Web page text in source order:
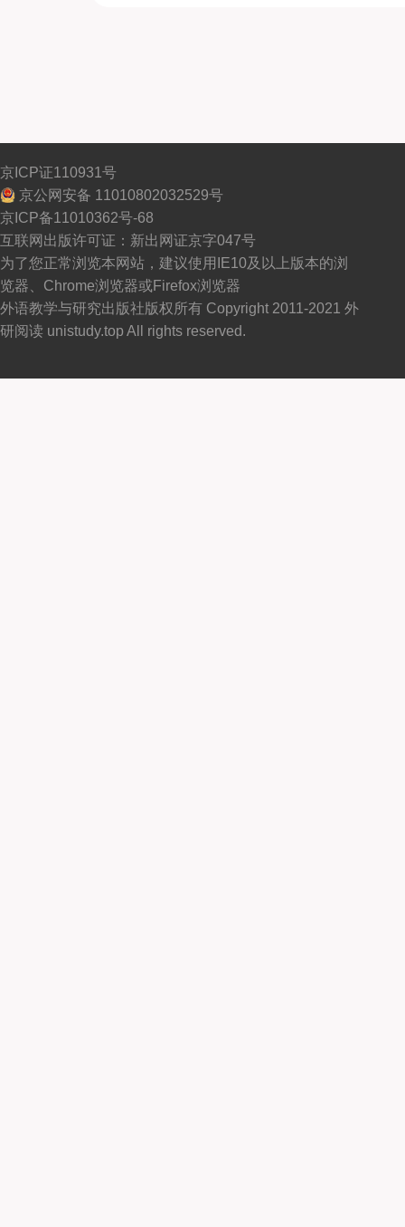
京ICP证110931号
京公网安备 11010802032529号
京ICP备11010362号-68
互联网出版许可证：新出网证京字047号
为了您正常浏览本网站，建议使用IE10及以上版本的浏
览器、Chrome浏览器或Firefox浏览器
外语教学与研究出版社版权所有 Copyright 2011-2021 外
研阅读 unistudy.top All rights reserved.